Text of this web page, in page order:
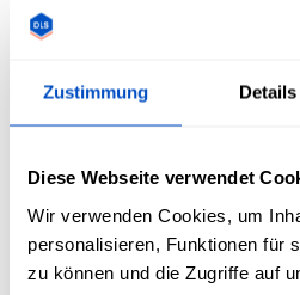
Zustimmung Details
Diese Webseite verwendet
Wir verwenden Cookies, um
personalisieren, Funktionen für
zu können und die Zugriffe auf
Aufbügelbare Aufnäher
Sweatshirts,
insbesondere für Kapuzenpullis,
andere Kleidungsstücke. Unsere
hervorragend für Mützen